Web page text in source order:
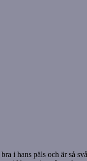
i hans päls och är så